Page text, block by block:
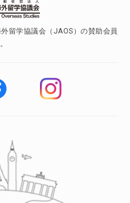
留学協議会（JAOS）の賛助会員